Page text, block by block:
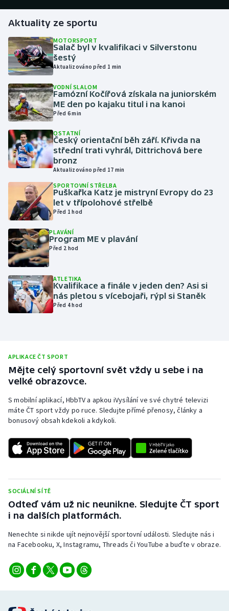
Golf
Gymnastika
Házená
Jezdectví
Judo
Krasobruslení
Lezení
Lyže a snowboard
Moderní pětiboj
Motorsport
Olympijské hry
Parasport
Plážový volejbal
Ragby
Rychlobruslení
Short track
Sportovní střelba
Stolní tenis
Triatlon
Vodní slalom
Volejbal
Aktuality ze sportu
MOTORSPORT
Salač byl v kvalifikaci v Silverstonu
šestý
Aktualizováno před 1 min
VODNÍ SLALOM
Famózní Kočířová získala na juniorském
ME den po kajaku titul i na kanoi
Před 6 min
OSTATNÍ
Český orientační běh září. Křivda na
střední trati vyhrál, Dittrichová bere
bronz
Aktualizováno před 17 min
SPORTOVNÍ STŘELBA
Puškařka Katz je mistryní Evropy do 23
let v třípolohové střelbě
Před 1 hod
PLAVÁNÍ
Program ME v plavání
Před 2 hod
ATLETIKA
Kvalifikace a finále v jeden den? Asi si
nás pletou s vícebojaři, rýpl si Staněk
Před 4 hod
APLIKACE ČT SPORT
Mějte celý sportovní svět vždy u sebe i na
velké obrazovce.
S mobilní aplikací, HbbTV a apkou iVysílání ve své chytré televizi
máte ČT sport vždy po ruce. Sledujte přímé přenosy, články a
bonusový obsah kdekoli a kdykoli.
SOCIÁLNÍ SÍTĚ
Odteď vám už nic neunikne. Sledujte ČT sport
i na dalších platformách.
Nenechte si nikde ujít nejnovější sportovní události. Sledujte nás i
na Facebooku, X, Instagramu, Threads či YouTube a buďte v obraze.